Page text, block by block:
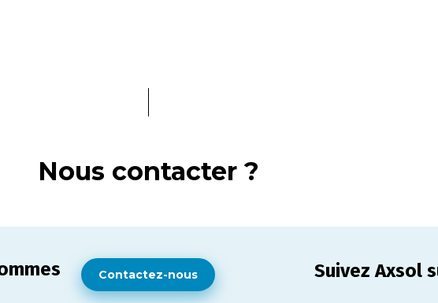
Nous contacter ?
Contactez-nous Suivez Axsol